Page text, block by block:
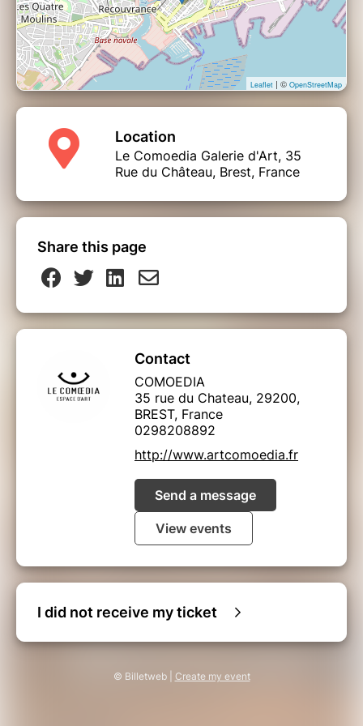
Leaflet | © OpenStreetMap
Location
Le Comoedia Galerie d'Art, 35
Rue du Château, Brest, France
Share this page
Contact
COMOEDIA
35 rue du Chateau, 29200,
BREST, France
0298208892
http://www.artcomoedia.fr
Send a message
View events
I did not receive my ticket
© Billetweb | Create my event